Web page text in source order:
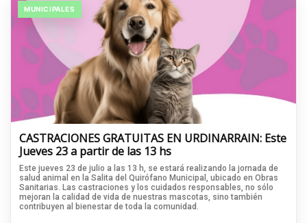
MUNICIPALES
CASTRACIONES GRATUITAS EN URDINARRAIN: Este
Jueves 23 a partir de las 13 hs
Este jueves 23 de julio a las 13 h, se estará realizando la jornada de
salud animal en la Salita del Quirófano Municipal, ubicado en Obras
Sanitarias. Las castraciones y los cuidados responsables, no sólo
mejoran la calidad de vida de nuestras mascotas, sino también
contribuyen al bienestar de toda la comunidad.